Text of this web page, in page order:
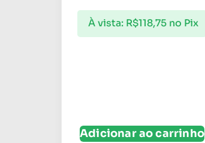
À vista: R$118,75 no Pix
Adicionar ao carrinho